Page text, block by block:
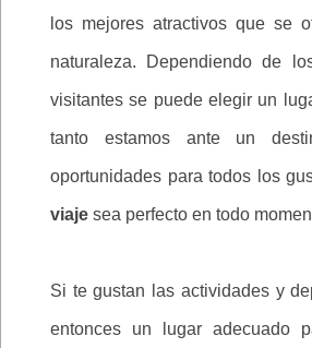
los mejores atractivos que se
naturaleza. Dependiendo de
visitantes se puede elegir un
tanto estamos ante un
oportunidades para todos los
viaje sea perfecto en todo
Si te gustan las actividades y
entonces un lugar adecuado